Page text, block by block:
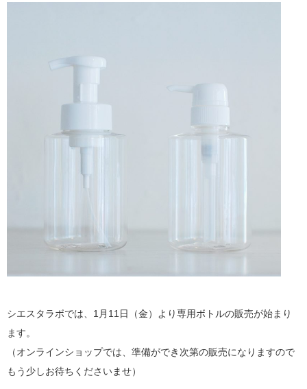
シエスタラボでは、1月11日（金）より専用ボトルの販売が始まり
ます。
（オンラインショップでは、準備ができ次第の販売になりますので
もう少しお待ちくださいませ）